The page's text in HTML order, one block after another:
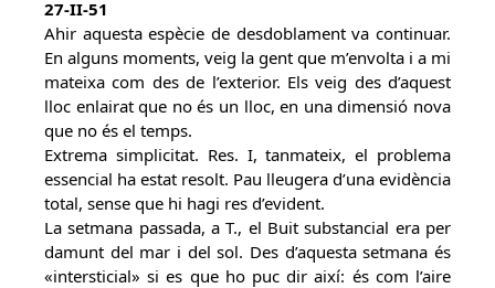
27-II-51
Ahir aquesta espècie de desdoblament va continuar.
En alguns moments, veig la gent que m’envolta i a mi
mateixa com des de l’exterior. Els veig des d’aquest
lloc enlairat que no és un lloc, en una dimensió nova
que no és el temps.
Extrema simplicitat. Res. I, tanmateix, el problema
essencial ha estat resolt. Pau lleugera d’una evidència
total, sense que hi hagi res d’evident.
La setmana passada, a T., el Buit substancial era per
damunt del mar i del sol. Des d’aquesta setmana és
«intersticial» si es que ho puc dir així: és com l’aire